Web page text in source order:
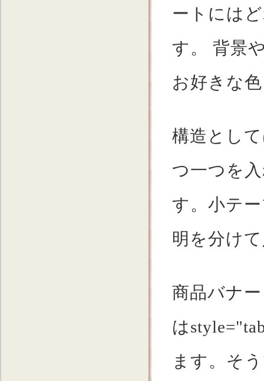
ートには
す。 背景
お好きな
構造とし
つ一つを
す。小テ
明を分け
商品バナ
は
ます。そ